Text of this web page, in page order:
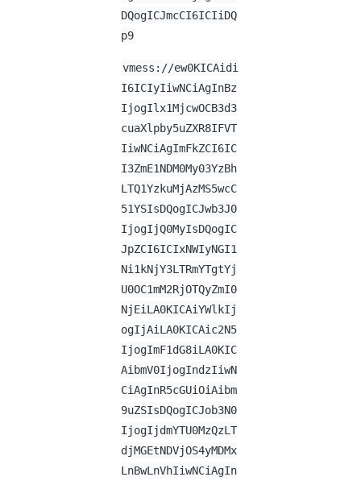
DQogICJmcCI6ICIiDQ
p9
vmess://ew0KICAidi
I6ICIyIiwNCiAgInBz
IjogIlx1MjcwOCB3d3
cuaXlpby5uZXR8IFVT
IiwNCiAgImFkZCI6IC
I3ZmE1NDM0My03YzBh
LTQ1YzkuMjAzMS5wcC
51YSIsDQogICJwb3J0
IjogIjQ0MyIsDQogIC
JpZCI6ICIxNWIyNGI1
Ni1kNjY3LTRmYTgtYj
U0OC1mM2RjOTQyZmI0
NjEiLA0KICAiYWlkIj
ogIjAiLA0KICAic2N5
IjogImF1dG8iLA0KIC
AibmV0IjogIndzIiwN
CiAgInR5cGUiOiAibm
9uZSIsDQogICJob3N0
IjogIjdmYTU0MzQzLT
djMGEtNDVjOS4yMDMx
LnBwLnVhIiwNCiAgIn